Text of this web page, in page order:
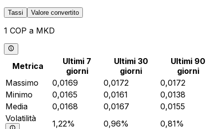
Tassi Valore convertito
1 COP a MKD
Metrica
Ultimi 7
giorni
Ultimi 30
giorni
Ultimi 90
giorni
Massimo
0,0169 0,0172
0,0172
Minimo
0,0165 0,0161
0,0138
Media
0,0168 0,0167
0,0155
Volatilità
1,22% 0,96% 0,81%